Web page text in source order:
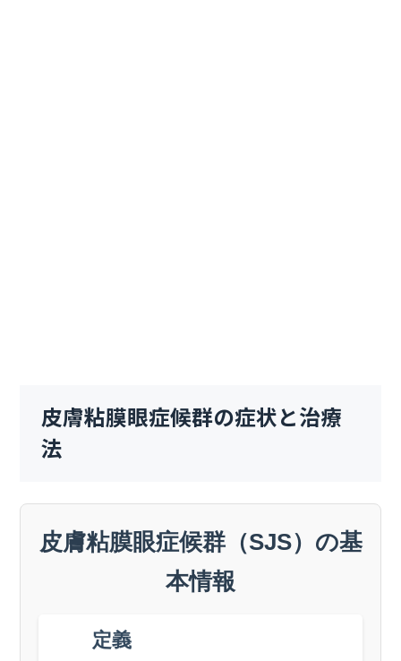
皮膚粘膜眼症候群の症状と治療
法
皮膚粘膜眼症候群（SJS）の基
本情報
定義